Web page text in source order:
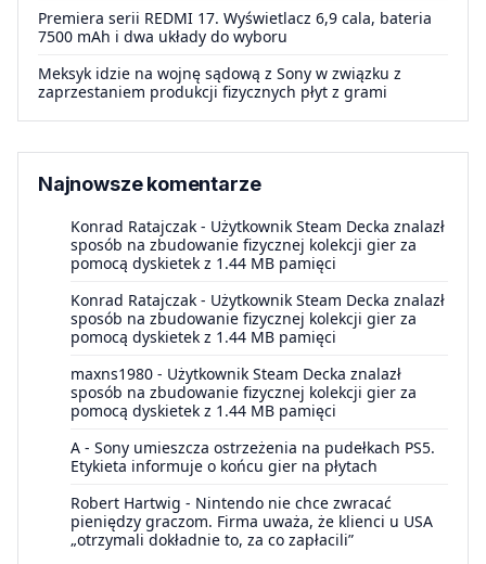
Premiera serii REDMI 17. Wyświetlacz 6,9 cala, bateria
7500 mAh i dwa układy do wyboru
Meksyk idzie na wojnę sądową z Sony w związku z
zaprzestaniem produkcji fizycznych płyt z grami
Najnowsze komentarze
Konrad Ratajczak - Użytkownik Steam Decka znalazł
sposób na zbudowanie fizycznej kolekcji gier za
pomocą dyskietek z 1.44 MB pamięci
Konrad Ratajczak - Użytkownik Steam Decka znalazł
sposób na zbudowanie fizycznej kolekcji gier za
pomocą dyskietek z 1.44 MB pamięci
maxns1980 - Użytkownik Steam Decka znalazł
sposób na zbudowanie fizycznej kolekcji gier za
pomocą dyskietek z 1.44 MB pamięci
A - Sony umieszcza ostrzeżenia na pudełkach PS5.
Etykieta informuje o końcu gier na płytach
Robert Hartwig - Nintendo nie chce zwracać
pieniędzy graczom. Firma uważa, że klienci u USA
„otrzymali dokładnie to, za co zapłacili”